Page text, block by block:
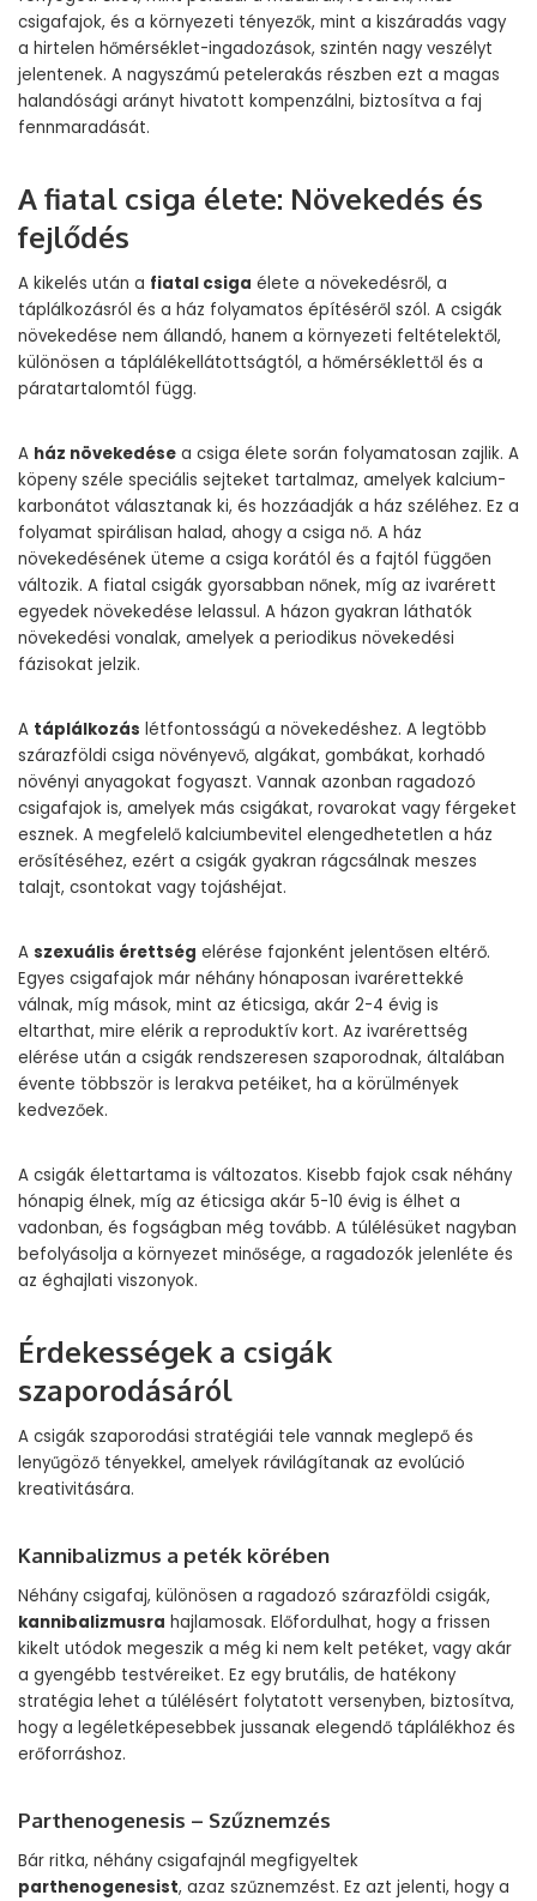
csigafajok, és a környezeti tényezők, mint a kiszáradás vagy
a hirtelen hőmérséklet-ingadozások, szintén nagy veszélyt
jelentenek. A nagyszámú petelerakás részben ezt a magas
halandósági arányt hivatott kompenzálni, biztosítva a faj
fennmaradását.
A fiatal csiga élete: Növekedés és
fejlődés
A kikelés után a fiatal csiga élete a növekedésről, a
táplálkozásról és a ház folyamatos építéséről szól. A csigák
növekedése nem állandó, hanem a környezeti feltételektől,
különösen a táplálékellátottságtól, a hőmérséklettől és a
páratartalomtól függ.
A ház növekedése a csiga élete során folyamatosan zajlik. A
köpeny széle speciális sejteket tartalmaz, amelyek kalcium-
karbonátot választanak ki, és hozzáadják a ház széléhez. Ez a
folyamat spirálisan halad, ahogy a csiga nő. A ház
növekedésének üteme a csiga korától és a fajtól függően
változik. A fiatal csigák gyorsabban nőnek, míg az ivarérett
egyedek növekedése lelassul. A házon gyakran láthatók
növekedési vonalak, amelyek a periodikus növekedési
fázisokat jelzik.
A táplálkozás létfontosságú a növekedéshez. A legtöbb
szárazföldi csiga növényevő, algákat, gombákat, korhadó
növényi anyagokat fogyaszt. Vannak azonban ragadozó
csigafajok is, amelyek más csigákat, rovarokat vagy férgeket
esznek. A megfelelő kalciumbevitel elengedhetetlen a ház
erősítéséhez, ezért a csigák gyakran rágcsálnak meszes
talajt, csontokat vagy tojáshéjat.
A szexuális érettség elérése fajonként jelentősen eltérő.
Egyes csigafajok már néhány hónaposan ivarérettekké
válnak, míg mások, mint az éticsiga, akár 2-4 évig is
eltarthat, mire elérik a reproduktív kort. Az ivarérettség
elérése után a csigák rendszeresen szaporodnak, általában
évente többször is lerakva petéiket, ha a körülmények
kedvezőek.
A csigák élettartama is változatos. Kisebb fajok csak néhány
hónapig élnek, míg az éticsiga akár 5-10 évig is élhet a
vadonban, és fogságban még tovább. A túlélésüket nagyban
befolyásolja a környezet minősége, a ragadozók jelenléte és
az éghajlati viszonyok.
Érdekességek a csigák
szaporodásáról
A csigák szaporodási stratégiái tele vannak meglepő és
lenyűgöző tényekkel, amelyek rávilágítanak az evolúció
kreativitására.
Kannibalizmus a peték körében
Néhány csigafaj, különösen a ragadozó szárazföldi csigák,
kannibalizmusra hajlamosak. Előfordulhat, hogy a frissen
kikelt utódok megeszik a még ki nem kelt petéket, vagy akár
a gyengébb testvéreiket. Ez egy brutális, de hatékony
stratégia lehet a túlélésért folytatott versenyben, biztosítva,
hogy a legéletképesebbek jussanak elegendő táplálékhoz és
erőforráshoz.
Parthenogenesis – Szűznemzés
Bár ritka, néhány csigafajnál megfigyeltek
parthenogenesist, azaz szűznemzést. Ez azt jelenti, hogy a